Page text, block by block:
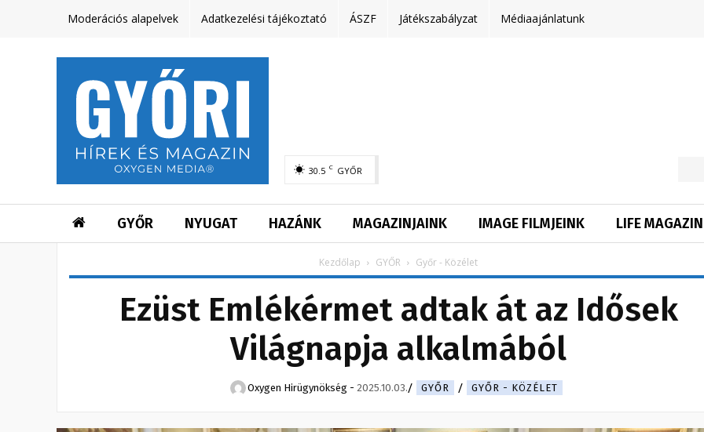
Moderációs alapelvek Adatkezelési tájékoztató ÁSZF Játékszabályzat Médiaajánlatunk
30.5 C GYŐR
GYŐR NYUGAT HAZÁNK MAGAZINJAINK IMAGE FILMJEINK LIFE MAGAZIN
Kezdőlap GYŐR Győr - Közélet
Ezüst Emlékérmet adtak át az Idősek
Világnapja alkalmából
Oxygen Hirügynökség - 2025.10.03. GYŐR GYŐR - KÖZÉLET